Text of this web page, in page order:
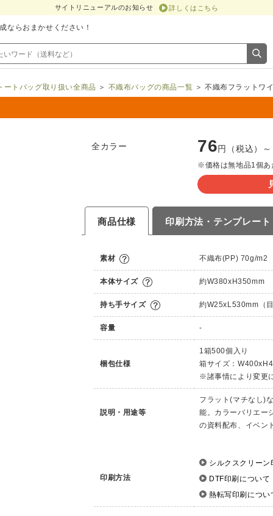
サイトリニューアルのお知らせ 詳しくはこちら
ならおまかせください！
ートバッグ取り扱い全商品 ＞ 不織布バッグの商品一覧 ＞ 不織布フラットワ
全カラー 76円（税込）～
※価格は無地品1個あ
商品仕様 印刷方法・ テンプレート
素材 不織布(PP) 70g/m2
本体サイズ 約W380xH350mm
持ち手サイズ 約W25xL530mm（
容量 -
梱包仕様
1箱500個入り
箱サイズ：
※諸事情により変更
説明・用途等
フラット(マチなし)
能。カラーバリエー
の資料配布、イベン
印刷方法
シルクスクリーン
DTF印刷について
熱転写印刷につい